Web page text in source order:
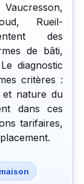
Rueil-
des
de bâti,
diagnostic
critères :
et nature du
dans ces
tarifaires,